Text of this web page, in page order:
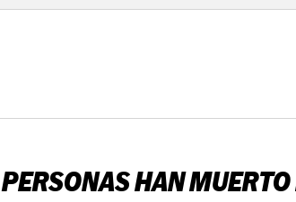
HAN